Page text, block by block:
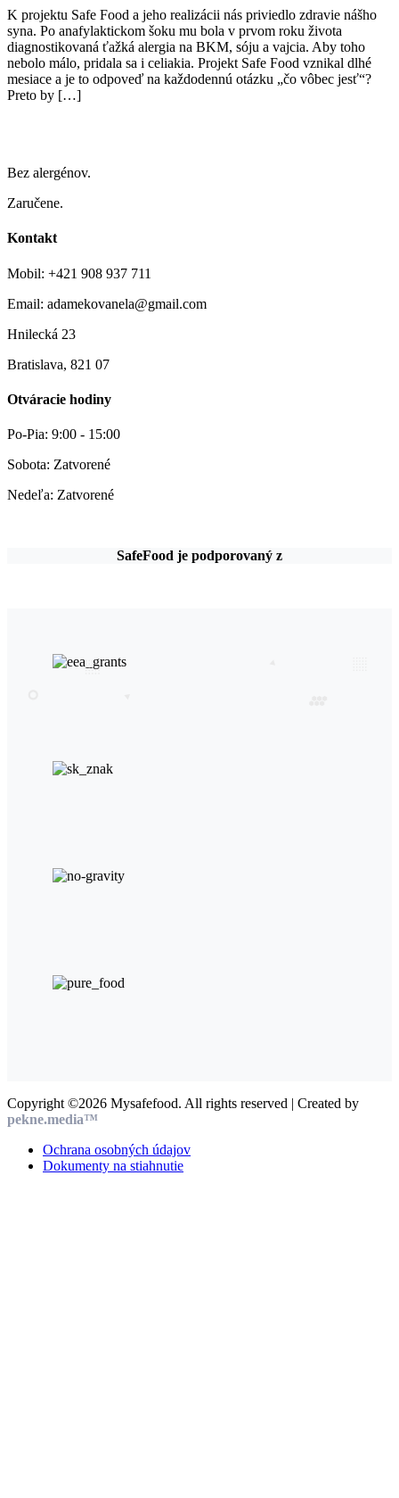
K projektu Safe Food a jeho realizácii nás priviedlo zdravie nášho
syna. Po anafylaktickom šoku mu bola v prvom roku života
diagnostikovaná ťažká alergia na BKM, sóju a vajcia. Aby toho
nebolo málo, pridala sa i celiakia. Projekt Safe Food vznikal dlhé
mesiace a je to odpoveď na každodennú otázku „čo vôbec jesť“?
Preto by […]
Bez alergénov.
Zaručene.
Kontakt
Mobil: +421 908 937 711
Email: adamekovanela@gmail.com
Hnilecká 23
Bratislava, 821 07
Otváracie hodiny
Po-Pia: 9:00 - 15:00
Sobota: Zatvorené
Nedeľa: Zatvorené
SafeFood je podporovaný z
Copyright ©2026 Mysafefood. All rights reserved | Created by
pekne.media™
Ochrana osobných údajov
Dokumenty na stiahnutie